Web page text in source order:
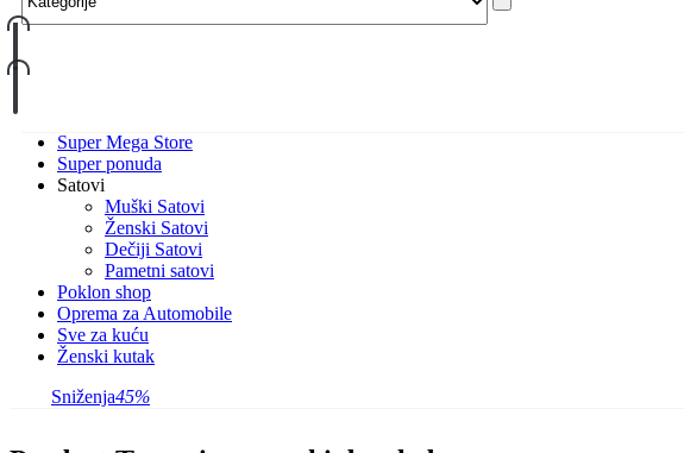
Super Mega Store
Super ponuda
Satovi
Muški Satovi
Ženski Satovi
Dečiji Satovi
Pametni satovi
Poklon shop
Oprema za Automobile
Sve za kuću
Ženski kutak
Sniženja45%